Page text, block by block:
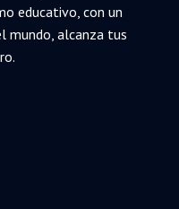
educativo, con un
mundo, alcanza tus